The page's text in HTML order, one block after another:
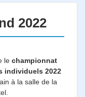
2022
le championnat
individuels 2022
à la salle de la